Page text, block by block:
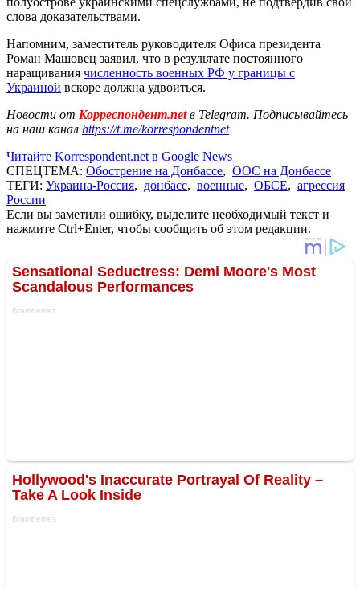
слова доказательствами.
Напомним, заместитель руководителя Офиса президента
Роман Машовец заявил, что в результате постоянного
наращивания численность военных РФ у границы с
Украиной вскоре должна удвоиться.
Новости от Корреспондент.netв Telegram. Подписывайтесь
на наш канал https://t.me/korrespondentnet
Читайте Korrespondent.net в Google News
СПЕЦТЕМА: Обострение на Донбассе, ООС на Донбассе
ТЕГИ: Украина-Россия, донбасс, военные, ОБСЕ, агрессия
России
Если вы заметили ошибку, выделите необходимый текст и
нажмите Ctrl+Enter, чтобы сообщить об этом редакции.